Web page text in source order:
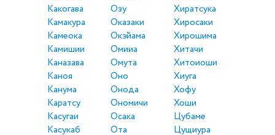
Какогава
Камакура
Камеока
Камишии
Каназава
Каноя
Канума
Каратсу
Касугаи
Касукаб
Озу
Оказаки
Окэйама
Омииа
Омута
Оно
Онода
Ономичи
Осака
Ота
Хиратсука
Хиросаки
Хирошима
Хитачи
Хитоиоши
Хиуга
Хофу
Хоши
Цубаме
Цущиура